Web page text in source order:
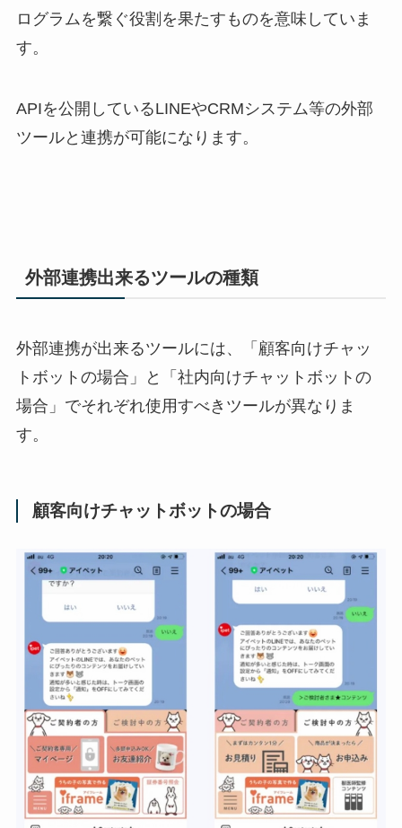
ログラムを繋ぐ役割を果たすものを意味していま
す。
APIを公開しているLINEやCRMシステム等の外部
ツールと連携が可能になります。
外部連携出来るツールの種類
外部連携が出来るツールには、「顧客向けチャッ
トボットの場合」と「社内向けチャットボットの
場合」でそれぞれ使用すべきツールが異なりま
す。
顧客向けチャットボットの場合